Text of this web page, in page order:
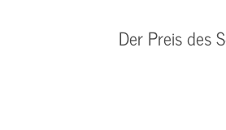
Der Preis des